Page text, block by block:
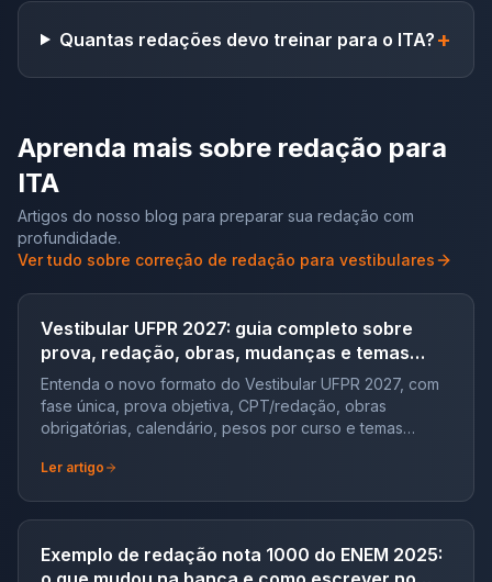
Quantas redações devo treinar para o ITA? +
Aprenda mais sobre redação para
ITA
Artigos do nosso blog para preparar sua redação com
profundidade.
Ver tudo sobre correção de redação para vestibulares
Vestibular UFPR 2027: guia completo sobre
prova, redação, obras, mudanças e temas
recentes
Entenda o novo formato do Vestibular UFPR 2027, com
fase única, prova objetiva, CPT/redação, obras
obrigatórias, calendário, pesos por curso e temas
Ler artigo
Exemplo de redação nota 1000 do ENEM 2025: